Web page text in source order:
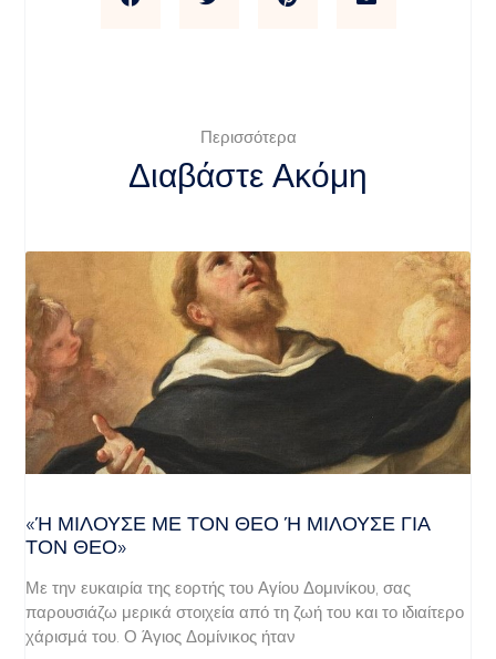
Περισσότερα
Διαβάστε Ακόμη
«Ή ΜΙΛΟΎΣΕ ΜΕ ΤΟΝ ΘΕΌ Ή ΜΙΛΟΎΣΕ ΓΙΑ ΤΟ
Ν ΘΕΌ»
Με την ευκαιρία της εορτής του Αγίου Δομινίκου, σας
παρουσιάζω μερικά στοιχεία από τη ζωή του και το ιδιαίτερο
χάρισμά του. Ο Άγιος Δομίνικος ήταν